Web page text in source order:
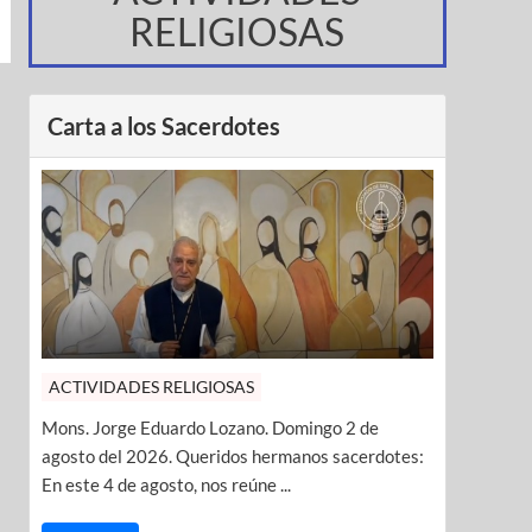
RELIGIOSAS
Carta a los Sacerdotes
ACTIVIDADES RELIGIOSAS
Mons. Jorge Eduardo Lozano. Domingo 2 de
agosto del 2026. Queridos hermanos sacerdotes:
En este 4 de agosto, nos reúne ...